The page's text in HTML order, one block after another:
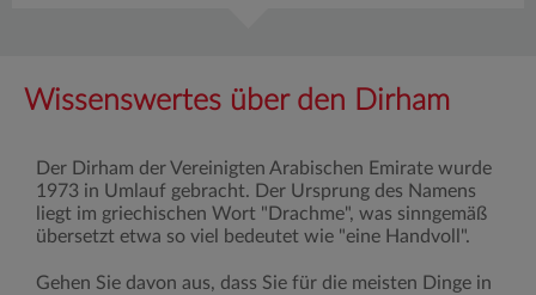
Wissenswertes über den Dirham
Der Dirham der Vereinigten Arabischen Emirate wurde
1973 in Umlauf gebracht. Der Ursprung des Namens
liegt im griechischen Wort "Drachme", was sinngemäß
übersetzt etwa so viel bedeutet wie "eine Handvoll".
Gehen Sie davon aus, dass Sie für die meisten Dinge in